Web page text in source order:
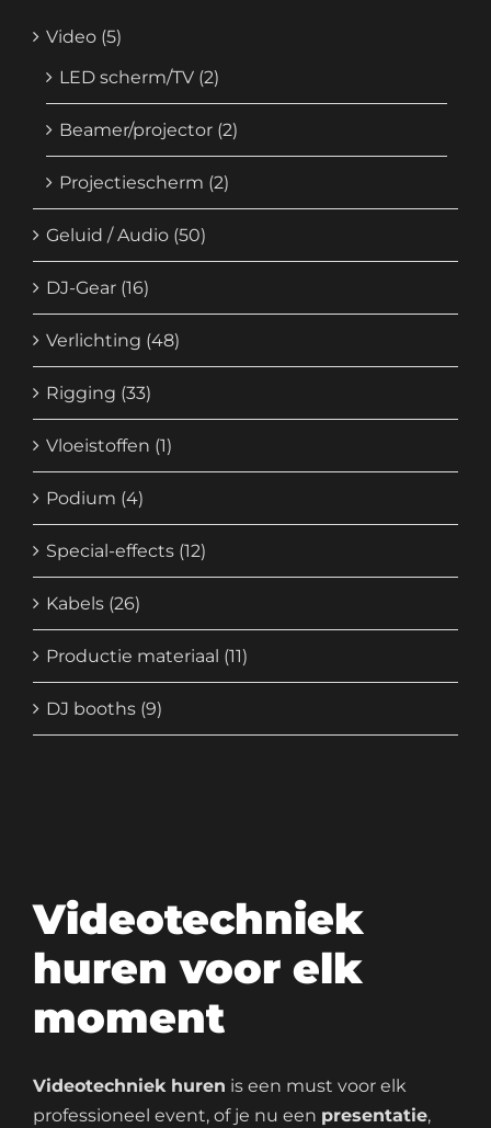
Videotechniek
huren voor elk
moment
Videotechniek huren is een must voor elk
professioneel event, of je nu een presentatie,
Video (5)
LED scherm/TV (2)
Beamer/projector (2)
Projectiescherm (2)
Geluid / Audio (50)
DJ-Gear (16)
Verlichting (48)
Rigging (33)
Vloeistoffen (1)
Podium (4)
Special-effects (12)
Kabels (26)
Productie materiaal (11)
DJ booths (9)